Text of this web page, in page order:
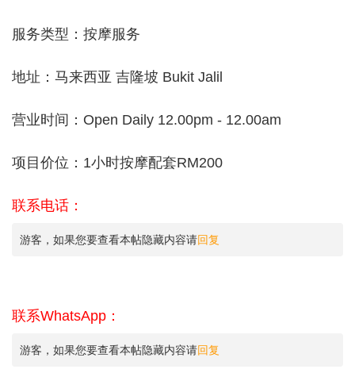
服务类型：按摩服务
地址：马来西亚 吉隆坡 Bukit Jalil
营业时间：Open Daily 12.00pm - 12.00am
项目价位：1小时按摩配套RM200
联系电话：
游客，如果您要查看本帖隐藏内容请回复
联系WhatsApp：
游客，如果您要查看本帖隐藏内容请回复